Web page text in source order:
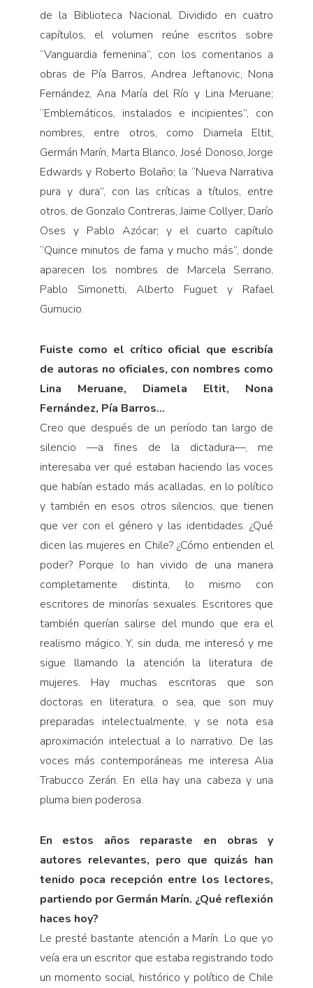
de la Biblioteca Nacional. Dividido en cuatro
capítulos, el volumen reúne escritos sobre
“Vanguardia femenina”, con los comentarios a
obras de Pía Barros, Andrea Jeftanovic, Nona
Fernández, Ana María del Río y Lina Meruane;
“Emblemáticos, instalados e incipientes”, con
nombres, entre otros, como Diamela Eltit,
Germán Marín, Marta Blanco, José Donoso, Jorge
Edwards y Roberto Bolaño; la “Nueva Narrativa
pura y dura”, con las críticas a títulos, entre
otros, de Gonzalo Contreras, Jaime Collyer, Darío
Oses y Pablo Azócar; y el cuarto capítulo
“Quince minutos de fama y mucho más”, donde
aparecen los nombres de Marcela Serrano,
Pablo Simonetti, Alberto Fuguet y Rafael
Gumucio.
Fuiste como el crítico oficial que escribía
de autoras no oficiales, con nombres como
Lina Meruane, Diamela Eltit, Nona
Fernández, Pía Barros…
Creo que después de un período tan largo de
silencio —a fines de la dictadura—, me
interesaba ver qué estaban haciendo las voces
que habían estado más acalladas, en lo político
y también en esos otros silencios, que tienen
que ver con el género y las identidades. ¿Qué
dicen las mujeres en Chile? ¿Cómo entienden el
poder? Porque lo han vivido de una manera
completamente distinta, lo mismo con
escritores de minorías sexuales. Escritores que
también querían salirse del mundo que era el
realismo mágico. Y, sin duda, me interesó y me
sigue llamando la atención la literatura de
mujeres. Hay muchas escritoras que son
doctoras en literatura, o sea, que son muy
preparadas intelectualmente, y se nota esa
aproximación intelectual a lo narrativo. De las
voces más contemporáneas me interesa Alia
Trabucco Zerán. En ella hay una cabeza y una
pluma bien poderosa.
En estos años reparaste en obras y
autores relevantes, pero que quizás han
tenido poca recepción entre los lectores,
partiendo por Germán Marín. ¿Qué reflexión
haces hoy?
Le presté bastante atención a Marín. Lo que yo
veía era un escritor que estaba registrando todo
un momento social, histórico y político de Chile